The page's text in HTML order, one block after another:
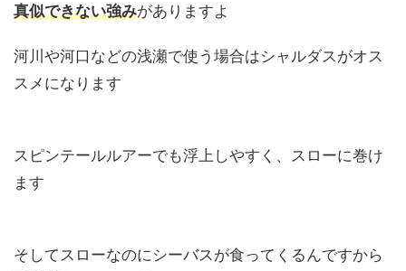
真似できない強みがありますよ
河川や河口などの浅瀬で使う場合はシャルダスがオス
スメになります
スピンテールルアーでも浮上しやすく、スローに巻け
ます
そしてスローなのにシーバスが食ってくるんですから